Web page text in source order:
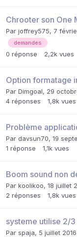
Chrooter son One
Par joffrey575, 7
demandes
0 réponse 2,2k vues
Option formatage
Par Dimgoal, 29
4 réponses 1,8k vues
Problème
Par davsun70, 19
1 réponse 1,1k vues
Boom sound non
Par koolikoo, 18 juillet
2 réponses 1,8k vues
systeme utilise 2/
Par spaja, 5 juillet 2016